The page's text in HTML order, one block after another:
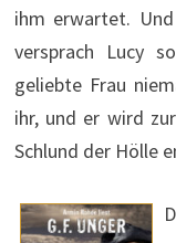
ihm erwartet.
versprach Lucy
geliebte Frau
ihr, und er wird
Schlund der Hölle